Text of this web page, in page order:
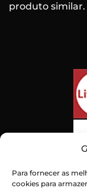
Para fornecer as
cookies para
produto similar.